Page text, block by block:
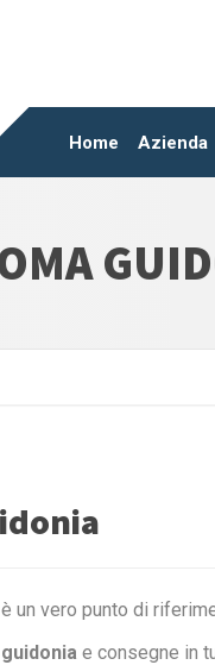
Home Azienda
è un vero punto di
e consegne in